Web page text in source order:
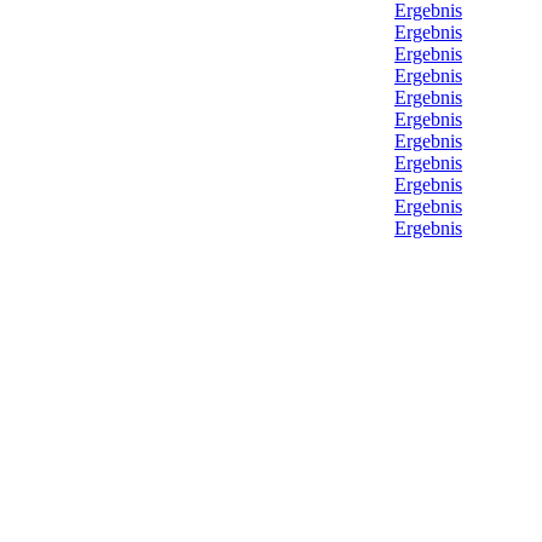
Ergebnis
Ergebnis
Ergebnis
Ergebnis
Ergebnis
Ergebnis
Ergebnis
Ergebnis
Ergebnis
Ergebnis
Ergebnis